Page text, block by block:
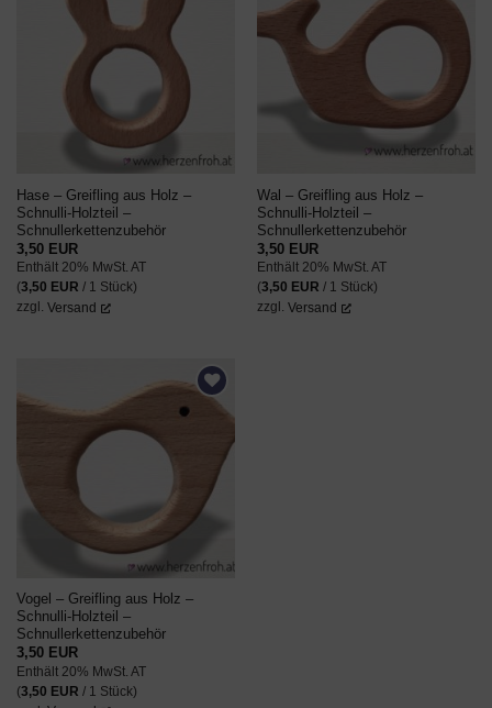
AUF DEN
WUNSCHZETTEL
Hase – Greifling aus Holz –
Schnulli-Holzteil –
Schnullerkettenzubehör
3,50 EUR
Enthält 20% MwSt. AT
(3,50 EUR / 1 Stück)
zzgl. Versand
AUF DEN
WUNSCHZETTEL
Wal – Greifling aus Holz –
Schnulli-Holzteil –
Schnullerkettenzubehör
3,50 EUR
Enthält 20% MwSt. AT
(3,50 EUR / 1 Stück)
zzgl. Versand
WUNSCHZETTEL
Vogel – Greifling aus Holz –
Schnulli-Holzteil –
Schnullerkettenzubehör
3,50 EUR
Enthält 20% MwSt. AT
(3,50 EUR / 1 Stück)